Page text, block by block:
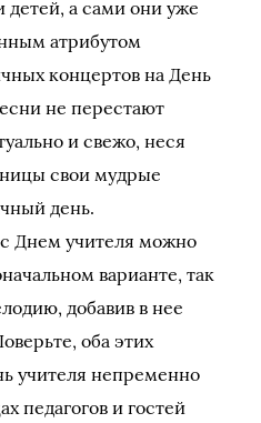
а сами они уже
атрибутом
концертов на День
не перестают
и свежо, неся
свои мудрые
день.
Днем учителя можно
варианте, так
добавив в нее
оба этих
учителя непременно
педагогов и гостей